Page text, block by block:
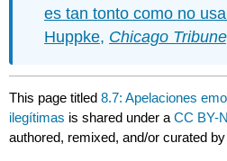
es tan tonto como no
Huppke, Chicago
This page titled8.7: Apelaciones
ilegítimas is shared under aCC BY-
authored, remixed, and/or curated